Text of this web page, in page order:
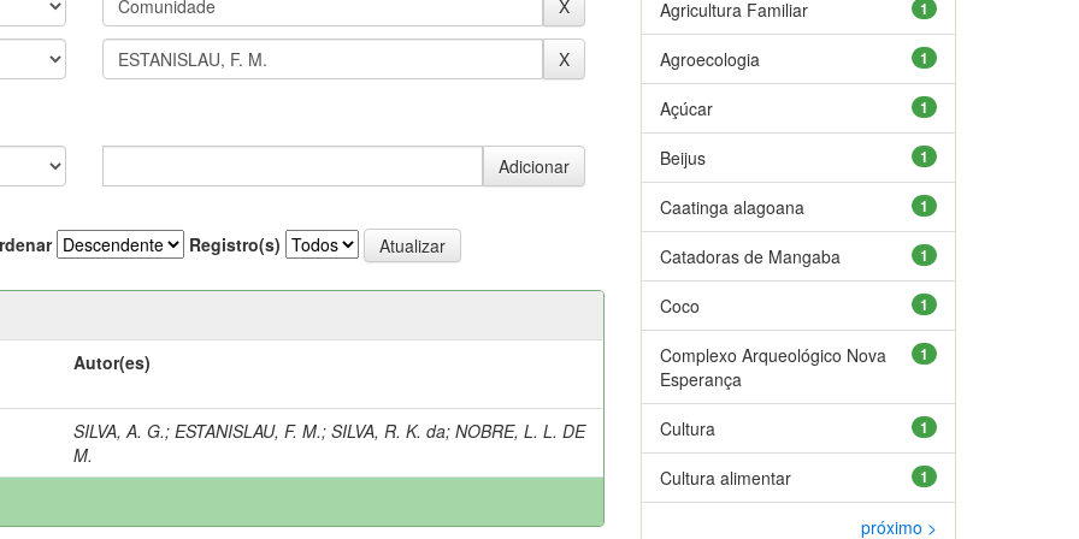
Registro(s)
Autor(es)
SILVA, A. G.;ESTANISLAU, F. M.;SILVA, R. K. da;NOBRE, L. L. DE
M.
1
Agricultura Familiar
1
Agroecologia
1
Açúcar
1
Beijus
1
Caatinga alagoana
1
Catadoras de Mangaba
1
Coco
1
Complexo Arqueológico Nova
Esperança
1
Cultura
1
Cultura alimentar
próximo >